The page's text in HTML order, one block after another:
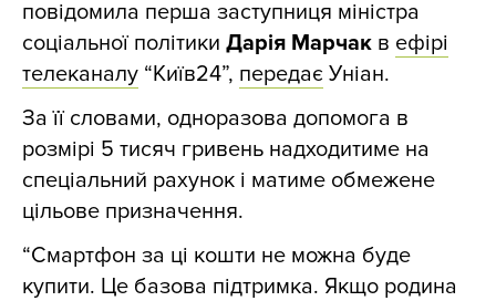
повідомила перша заступниця міністра
соціальної політики Дарія Марчак в ефірі
телеканалу “Київ24”, передає Уніан.
За її словами, одноразова допомога в
розмірі 5 тисяч гривень надходитиме на
спеціальний рахунок і матиме обмежене
цільове призначення.
“Смартфон за ці кошти не можна буде
купити. Це базова підтримка. Якщо родина